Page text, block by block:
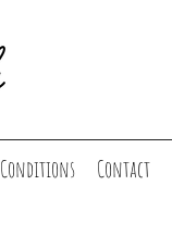
Conditions Contact